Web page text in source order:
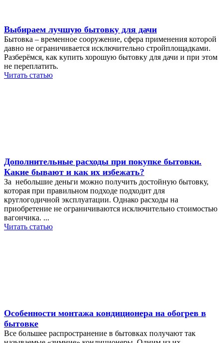
Выбираем лучшую бытовку для дачи
Бытовка – временное сооружение, сфера применения которой
давно не ограничивается исключительно стройплощадками.
Разберёмся, как купить хорошую бытовку для дачи и при этом
не переплатить.
Читать статью
Дополнительные расходы при покупке бытовки.
Какие бывают и как их избежать?
За небольшие деньги можно получить достойную бытовку,
которая при правильном подходе подходит для
круглогодичной эксплуатации. Однако расходы на
приобретение не ограничиваются исключительно стоимостью
вагончика. ...
Читать статью
Особенности монтажа кондиционера на обогрев в
бытовке
Все большее распространение в бытовках получают так